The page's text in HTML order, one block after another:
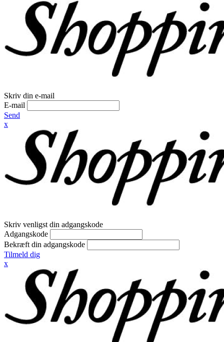
Skriv din e-mail
E-mail
Send
x
Skriv venligst din adgangskode
Adgangskode
Bekræft din adgangskode
Tilmeld dig
x